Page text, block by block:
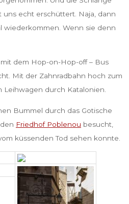
uns echt erschüttert. Naja, dann
wiederkommen. Wenn sie denn
dem Hop-on-Hop-off – Bus
Mit der Zahnradbahn hoch zum
Leihwagen durch Katalonien.
Bummel durch das Gotische
Friedhof Poblenou besucht,
küssenden Tod sehen konnte.